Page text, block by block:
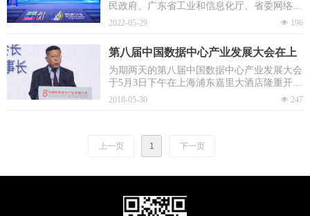
算”核心枢纽
民政府、广东省工业和信息化厅、省委网络安
全和信息化委员会办公室、省发展和改革委员
会、省能源局、省科学技术厅、省通信管理局
算”粤港澳大湾区（广东）算力产业大会拉开
帷幕。
넶 196
2022-05-29
第八届中国数据中心产业发展大会在上
海隆重开幕
为期两天的第八届中国数据中心产业发展大会
于5月3日下午在上海浦东嘉里大酒店隆重开
幕，来自全国各地的数据中心产业链上下游企
业单位代表
넶 247
2018-05-30
上一页 1 下一页